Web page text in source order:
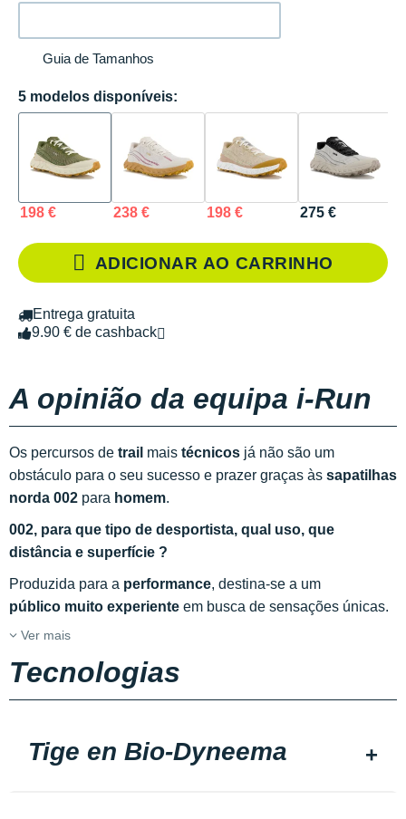
Guia de Tamanhos
5 modelos disponíveis:
198 € 238 € 198 € 275 €
ADICIONAR AO CARRINHO
Entrega gratuita
9.90 € de cashback
A opinião da equipa i-Run
Os percursos de trail mais técnicos já não são um
obstáculo para o seu sucesso e prazer graças às sapatilhas
norda 002 para homem.
002, para que tipo de desportista, qual uso, que
distância e superfície ?
Produzida para a performance, destina-se a um
público muito experiente em busca de sensações únicas.
Ver mais
Tecnologias
Tige en Bio-Dyneema